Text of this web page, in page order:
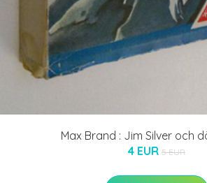
Max Brand : Jim Silver och
4 EUR 5 EUR